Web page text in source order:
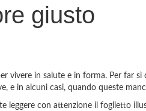
giusto
vivere in salute e in forma. Per far sì
e in alcuni casi, quando queste
leggere con attenzione il foglietto